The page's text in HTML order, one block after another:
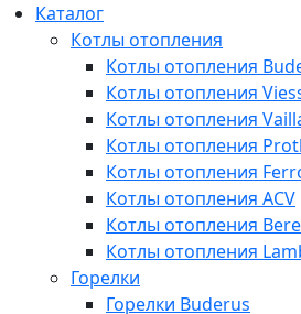
Каталог
Котлы отопления
Котлы отопления
Котлы отопления
Котлы отопления
Котлы отопления
Котлы отопления
Котлы отопления ACV
Котлы отопления
Котлы отопления
Горелки
Горелки Buderus